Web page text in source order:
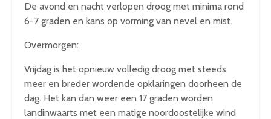
De avond en nacht verlopen droog met minima rond
6-7 graden en kans op vorming van nevel en mist.
Overmorgen:
Vrijdag is het opnieuw volledig droog met steeds
meer en breder wordende opklaringen doorheen de
dag. Het kan dan weer een 17 graden worden
landinwaarts met een matige noordoostelijke wind